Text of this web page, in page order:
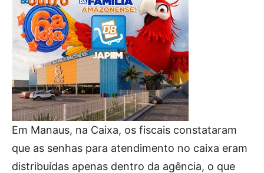
Em Manaus, na Caixa, os fiscais constataram
que as senhas para atendimento no caixa eram
distribuídas apenas dentro da agência, o que